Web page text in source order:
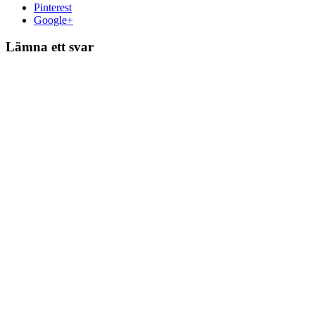
Pinterest
Google+
Lämna ett svar